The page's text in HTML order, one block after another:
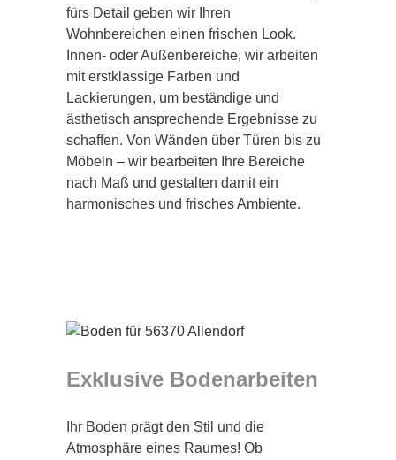
fürs Detail geben wir Ihren
Wohnbereichen einen frischen Look.
Innen- oder Außenbereiche, wir arbeiten
mit erstklassige Farben und
Lackierungen, um beständige und
ästhetisch ansprechende Ergebnisse zu
schaffen. Von Wänden über Türen bis zu
Möbeln – wir bearbeiten Ihre Bereiche
nach Maß und gestalten damit ein
harmonisches und frisches Ambiente.
Exklusive Bodenarbeiten
Ihr Boden prägt den Stil und die
Atmosphäre eines Raumes! Ob